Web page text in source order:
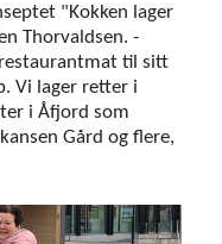
"Kokken lager
Thorvaldsen. -
til sitt
Vi lager retter i
i Åfjord som
Gård og flere,